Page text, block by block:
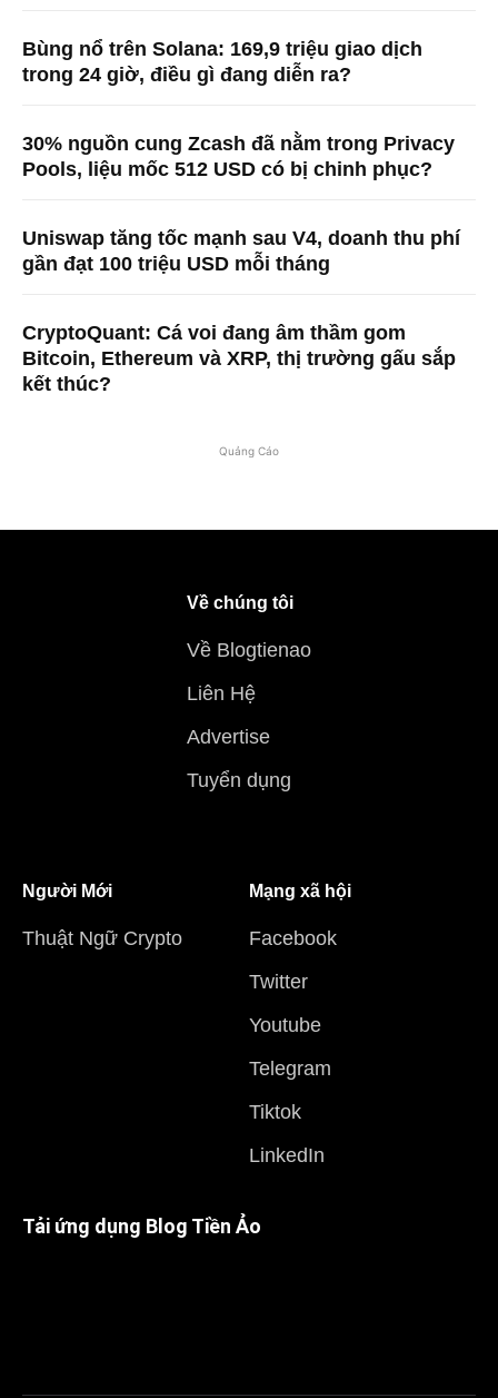
Bùng nổ trên Solana: 169,9 triệu giao dịch
trong 24 giờ, điều gì đang diễn ra?
30% nguồn cung Zcash đã nằm trong Privacy
Pools, liệu mốc 512 USD có bị chinh phục?
Uniswap tăng tốc mạnh sau V4, doanh thu phí
gần đạt 100 triệu USD mỗi tháng
CryptoQuant: Cá voi đang âm thầm gom
Bitcoin, Ethereum và XRP, thị trường gấu sắp
kết thúc?
Quảng Cáo
Về chúng tôi
Về Blogtienao
Liên Hệ
Advertise
Tuyển dụng
Người Mới
Thuật Ngữ Crypto
Mạng xã hội
Facebook
Twitter
Youtube
Telegram
Tiktok
LinkedIn
Tải ứng dụng Blog Tiền Ảo